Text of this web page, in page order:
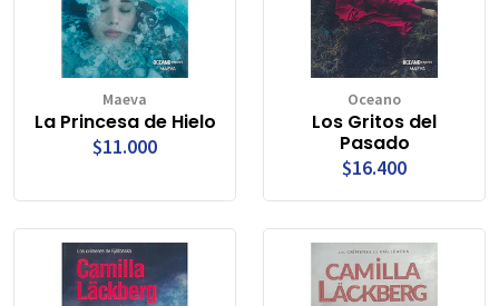
Maeva
La Princesa de Hielo
$11.000
Oceano
Los Gritos del
Pasado
$16.400